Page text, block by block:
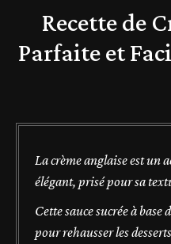
Recette de
Parfaite et
La crème anglaise est un
élégant, prisé pour sa
Cette sauce sucrée à
pour rehausser les